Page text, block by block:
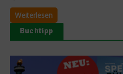
Weiterlesen
Buchtipp